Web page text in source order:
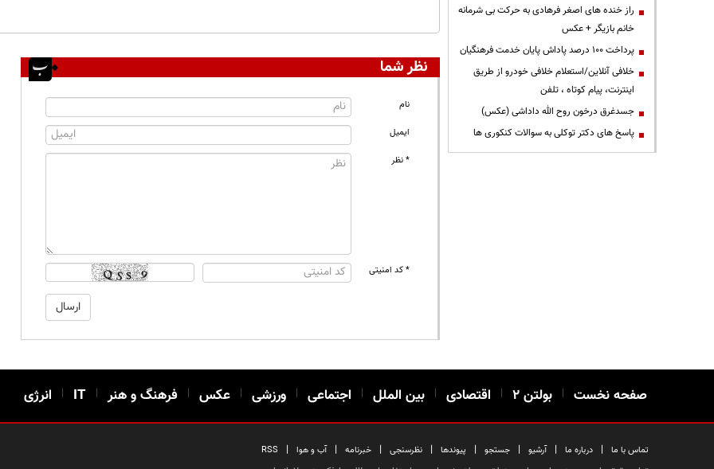
نظر شما
نام
ایمیل
* نظر
* کد امنیتی
راز خنده های اصغر فرهادی به حرکت بی شرمانه
خانم بازیگر + عکس
پرداخت ۱۰۰ درصد پاداش پایان خدمت فرهنگیان
خلافی آنلاین/استعلام خلافی خودرو از طریق
اینترنت، پیام کوتاه ، تلفن
جسدغرق درخون روح الله داداشی (عکس)
پاسخ های دکتر توکلی به سوالات کنکوری ها
صفحه نخست | بولتن ۲ | اقتصادی | بین الملل | اجتماعی | ورزشی | عکس | فرهنگ و هنر |
IT
| انرژی
تماس با ما | درباره ما | آرشیو | جستجو | پیوندها | نظرسنجی | خبرنامه | آب و هوا |
RSS